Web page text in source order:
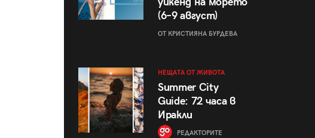
(6–9 август)
ОТ КРИСТИЯНА БУРДЕВА
НЕЩАТА ОТ ЖИВОТА
Summer City
Guide: 72 часа в
Иракли
РЕДАКТОРИТЕ